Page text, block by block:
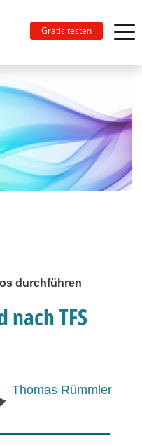
Gratis testen
durchführen
nach TFS
Thomas Rümmler